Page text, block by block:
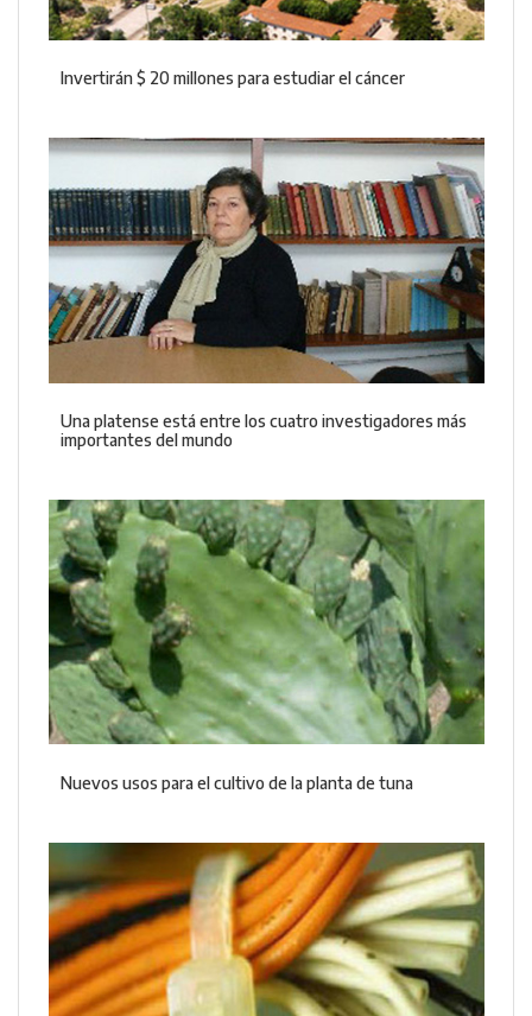
Invertirán $ 20 millones para estudiar el cáncer
Una platense está entre los cuatro investigadores más
importantes del mundo
Nuevos usos para el cultivo de la planta de tuna